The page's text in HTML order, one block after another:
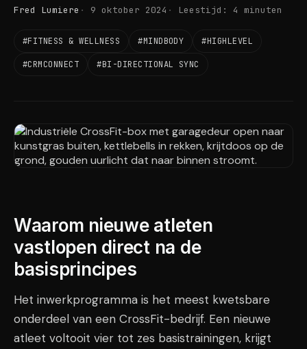
Fred Lumiere 9 oktober 2024 Leestijd: 4 minuten
#FITNESS & WELLNESS #MINDBODY #HIGHLEVEL
#CRMCONNECT #BI-DIRECTIONAL SYNC
Waarom nieuwe atleten
vastlopen direct na de
basisprincipes
Het inwerkprogramma is het meest kwetsbare
onderdeel van een CrossFit-bedrijf. Een nieuwe
atleet voltooit vier tot zes basistrainingen, krijgt